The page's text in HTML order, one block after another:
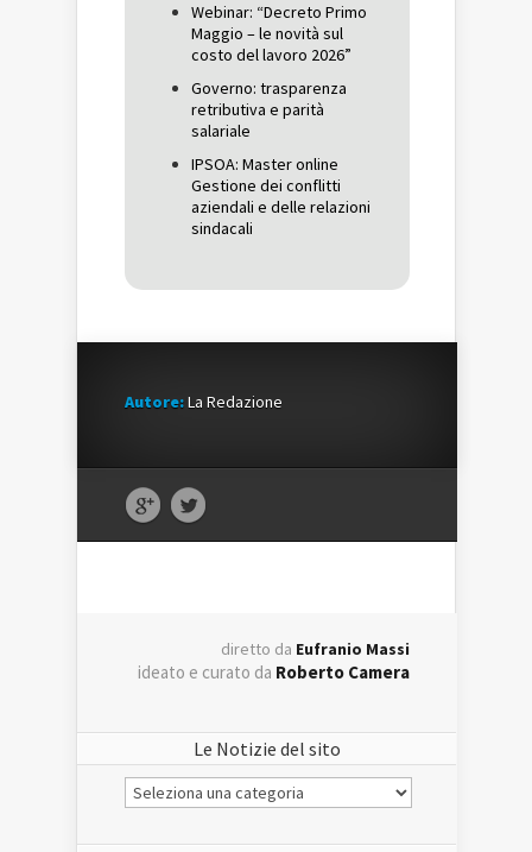
Webinar: “Decreto Primo
Maggio – le novità sul
costo del lavoro 2026”
Governo: trasparenza
retributiva e parità
salariale
IPSOA: Master online
Gestione dei conflitti
aziendali e delle relazioni
sindacali
Autore:La Redazione
diretto da Eufranio Massi
ideato e curato da Roberto Camera
Le Notizie del sito
Le
Notizie